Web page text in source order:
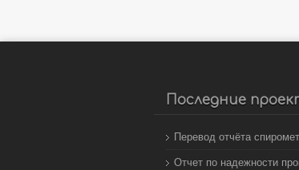
Последние
Перевод отчёта
Отчет по надежности